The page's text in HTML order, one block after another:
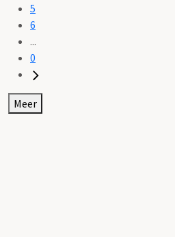
5
6
...
0
Meer